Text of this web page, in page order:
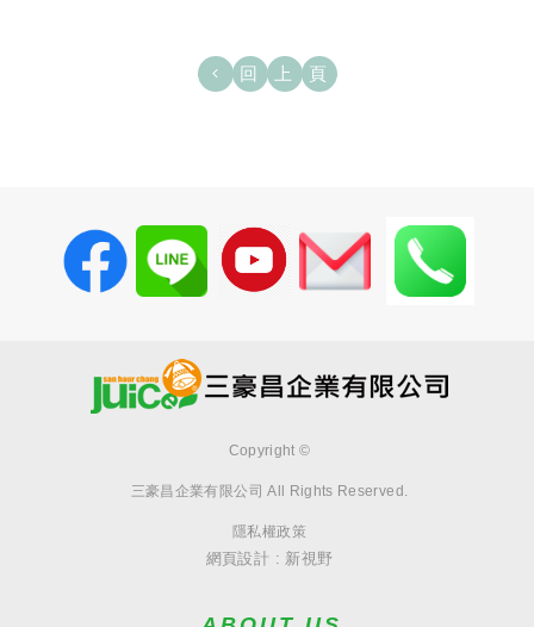
回上頁
Copyright ©
三豪昌企業有限公司 All Rights Reserved.
隱私權政策
網頁設計 : 新視野